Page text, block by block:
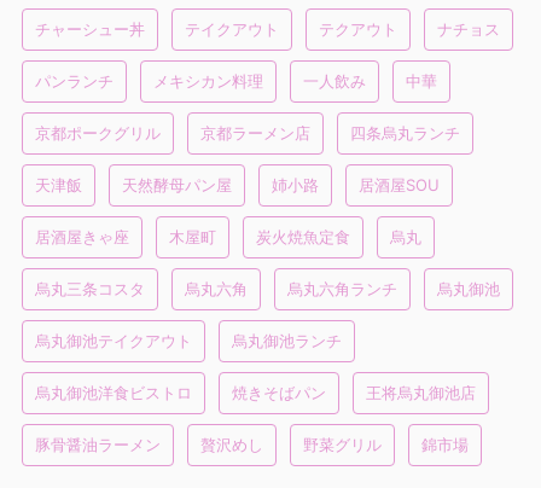
チャーシュー丼 テイクアウト テクアウト ナチョス
パンランチ メキシカン料理 一人飲み 中華
京都ポークグリル 京都ラーメン店 四条烏丸ランチ
天津飯 天然酵母パン屋 姉小路 居酒屋SOU
居酒屋きゃ座 木屋町 炭火焼魚定食 烏丸
烏丸三条コスタ 烏丸六角 烏丸六角ランチ 烏丸御池
烏丸御池テイクアウト 烏丸御池ランチ
烏丸御池洋食ビストロ 焼きそばパン 王将烏丸御池店
豚骨醤油ラーメン 贅沢めし 野菜グリル 錦市場